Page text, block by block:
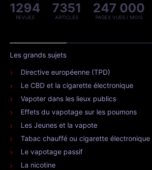
1294
REVUES
7351
ARTICLES
247 000
PAGES VUES / MOIS
Les grands sujets
Directive européenne (TPD)
Le CBD et la cigarette électronique
Vapoter dans les lieux publics
Effets du vapotage sur les poumons
Les Jeunes et la vapote
Tabac chauffé ou cigarette électronique
Le vapotage passif
La nicotine